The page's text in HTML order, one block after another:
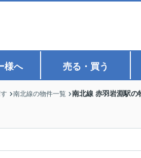
様へ 売る・買う
南北線の物件一覧 南北線 赤羽岩淵駅の